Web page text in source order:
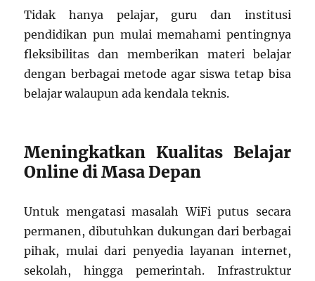
Tidak hanya pelajar, guru dan institusi
pendidikan pun mulai memahami pentingnya
fleksibilitas dan memberikan materi belajar
dengan berbagai metode agar siswa tetap bisa
belajar walaupun ada kendala teknis.
Meningkatkan Kualitas Belajar
Online di Masa Depan
Untuk mengatasi masalah WiFi putus secara
permanen, dibutuhkan dukungan dari berbagai
pihak, mulai dari penyedia layanan internet,
sekolah, hingga pemerintah. Infrastruktur